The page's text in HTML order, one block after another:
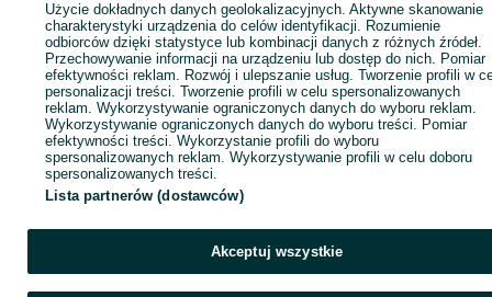
Zadzwoń / SMS Wyślij wiadomość
Użycie dokładnych danych geolokalizacyjnych. Aktywne skanowanie
charakterystyki urządzenia do celów identyfikacji. Rozumienie
odbiorców dzięki statystyce lub kombinacji danych z różnych źródeł.
Przechowywanie informacji na urządzeniu lub dostęp do nich. Pomiar
efektywności reklam. Rozwój i ulepszanie usług. Tworzenie profili w
personalizacji treści. Tworzenie profili w celu spersonalizowanych
reklam. Wykorzystywanie ograniczonych danych do wyboru reklam.
Wykorzystywanie ograniczonych danych do wyboru treści. Pomiar
efektywności treści. Wykorzystanie profili do wyboru
spersonalizowanych reklam. Wykorzystywanie profili w celu doboru
spersonalizowanych treści.
Lista partnerów (dostawców)
Akceptuj wszystkie